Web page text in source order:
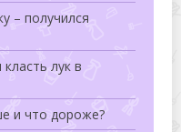
– получился
лук в
и что дороже?